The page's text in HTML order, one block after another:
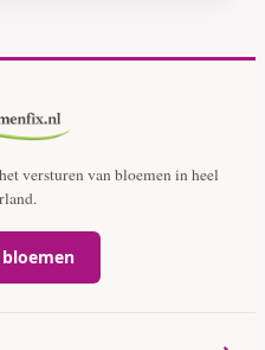
versturen van bloemen in heel